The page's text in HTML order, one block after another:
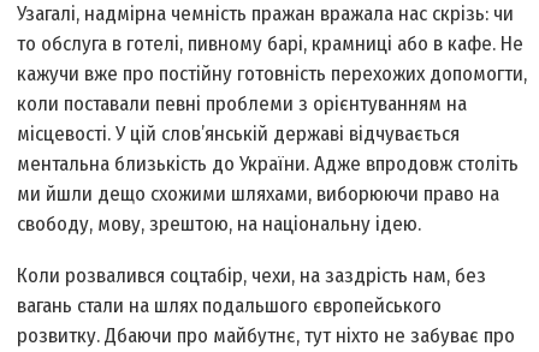
Узагалі, надмірна чемність пражан вражала нас скрізь: чи
то обслуга в готелі, пивному барі, крамниці або в кафе. Не
кажучи вже про постійну готовність перехожих допомогти,
коли поставали певні проблеми з орієнтуванням на
місцевості. У цій слов’янській державі відчувається
ментальна близькість до України. Адже впродовж століть
ми йшли дещо схожими шляхами, виборюючи право на
свободу, мову, зрештою, на національну ідею.
Коли розвалився соцтабір, чехи, на заздрість нам, без
вагань стали на шлях подальшого європейського
розвитку. Дбаючи про майбутнє, тут ніхто не забуває про